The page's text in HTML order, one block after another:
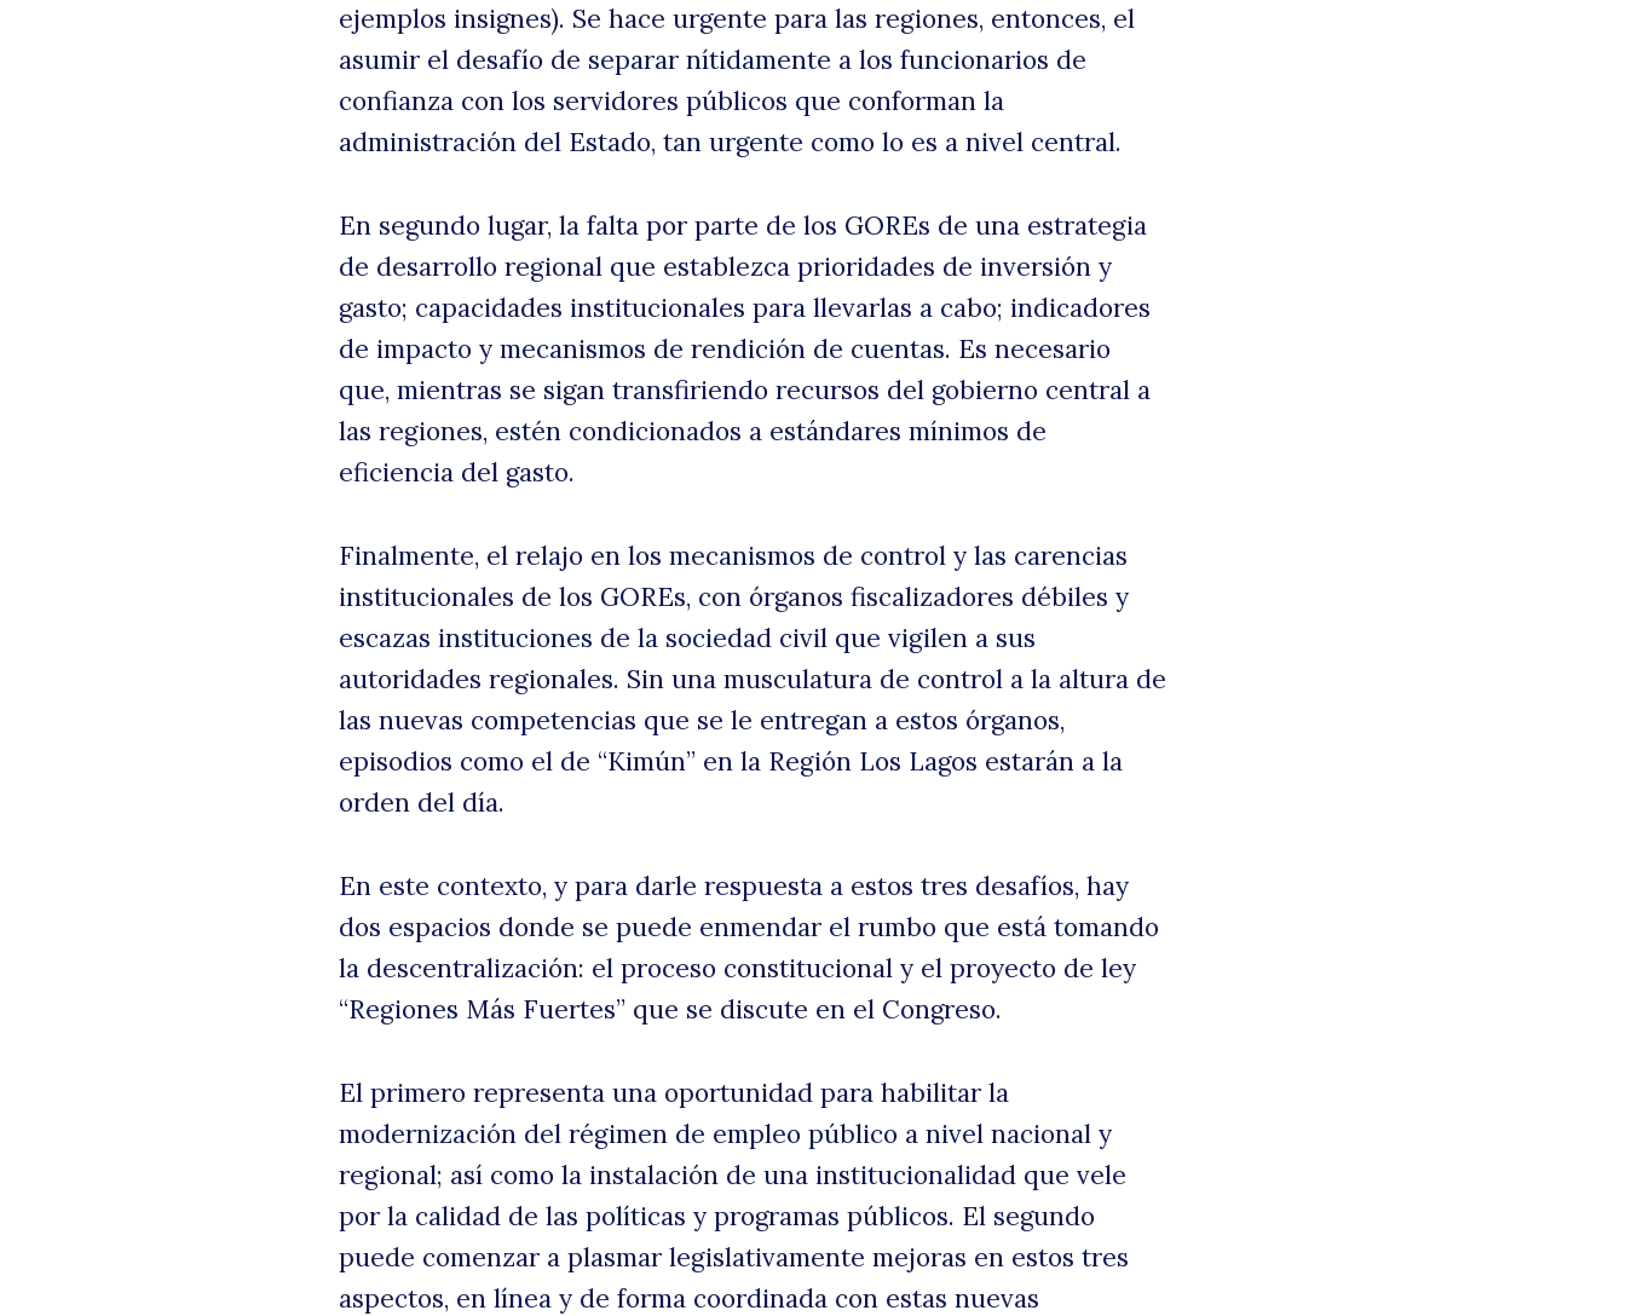
ejemplos insignes). Se hace urgente para las regiones, entonces, el
asumir el desafío de separar nítidamente a los funcionarios de
confianza con los servidores públicos que conforman la
administración del Estado, tan urgente como lo es a nivel central.
En segundo lugar, la falta por parte de los GOREs de una estrategia
de desarrollo regional que establezca prioridades de inversión y
gasto; capacidades institucionales para llevarlas a cabo; indicadores
de impacto y mecanismos de rendición de cuentas. Es necesario
que, mientras se sigan transfiriendo recursos del gobierno central a
las regiones, estén condicionados a estándares mínimos de
eficiencia del gasto.
Finalmente, el relajo en los mecanismos de control y las carencias
institucionales de los GOREs, con órganos fiscalizadores débiles y
escazas instituciones de la sociedad civil que vigilen a sus
autoridades regionales. Sin una musculatura de control a la altura de
las nuevas competencias que se le entregan a estos órganos,
episodios como el de “Kimún” en la Región Los Lagos estarán a la
orden del día.
En este contexto, y para darle respuesta a estos tres desafíos, hay
dos espacios donde se puede enmendar el rumbo que está tomando
la descentralización: el proceso constitucional y el proyecto de ley
“Regiones Más Fuertes” que se discute en el Congreso.
El primero representa una oportunidad para habilitar la
modernización del régimen de empleo público a nivel nacional y
regional; así como la instalación de una institucionalidad que vele
por la calidad de las políticas y programas públicos. El segundo
puede comenzar a plasmar legislativamente mejoras en estos tres
aspectos, en línea y de forma coordinada con estas nuevas